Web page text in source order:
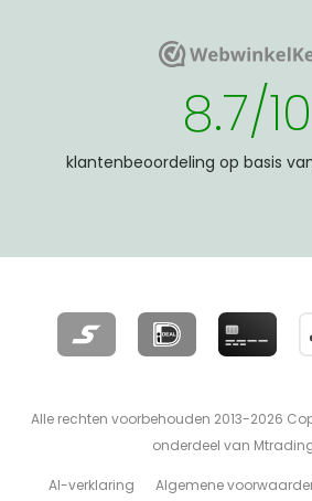
WebwinkelKeurWebwinkelKeur
8.7/10
klantenbeoordeling op basis
Alle rechten voorbehouden 2013-2026
onderdeel van
AI-verklaring Algemene